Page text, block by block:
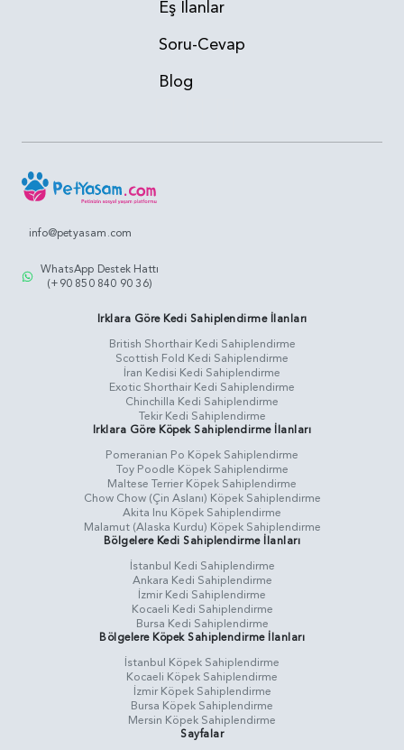
Eş İlanlar
Soru-Cevap
Blog
info@petyasam.com
WhatsApp Destek Hattı
(+90 850 840 90 36)
Irklara Göre Kedi Sahiplendirme İlanları
British Shorthair Kedi Sahiplendirme
Scottish Fold Kedi Sahiplendirme
İran Kedisi Kedi Sahiplendirme
Exotic Shorthair Kedi Sahiplendirme
Chinchilla Kedi Sahiplendirme
Tekir Kedi Sahiplendirme
Irklara Göre Köpek Sahiplendirme İlanları
Pomeranian Po Köpek Sahiplendirme
Toy Poodle Köpek Sahiplendirme
Maltese Terrier Köpek Sahiplendirme
Chow Chow (Çin Aslanı) Köpek Sahiplendirme
Akita Inu Köpek Sahiplendirme
Malamut (Alaska Kurdu) Köpek Sahiplendirme
Bölgelere Kedi Sahiplendirme İlanları
İstanbul Kedi Sahiplendirme
Ankara Kedi Sahiplendirme
İzmir Kedi Sahiplendirme
Kocaeli Kedi Sahiplendirme
Bursa Kedi Sahiplendirme
Bölgelere Köpek Sahiplendirme İlanları
İstanbul Köpek Sahiplendirme
Kocaeli Köpek Sahiplendirme
İzmir Köpek Sahiplendirme
Bursa Köpek Sahiplendirme
Mersin Köpek Sahiplendirme
Sayfalar